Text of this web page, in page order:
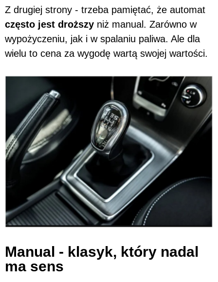
Z drugiej strony - trzeba pamiętać, że automat
często jest droższy niż manual. Zarówno w
wypożyczeniu, jak i w spalaniu paliwa. Ale dla
wielu to cena za wygodę wartą swojej wartości.
Manual - klasyk, który nadal
ma sens